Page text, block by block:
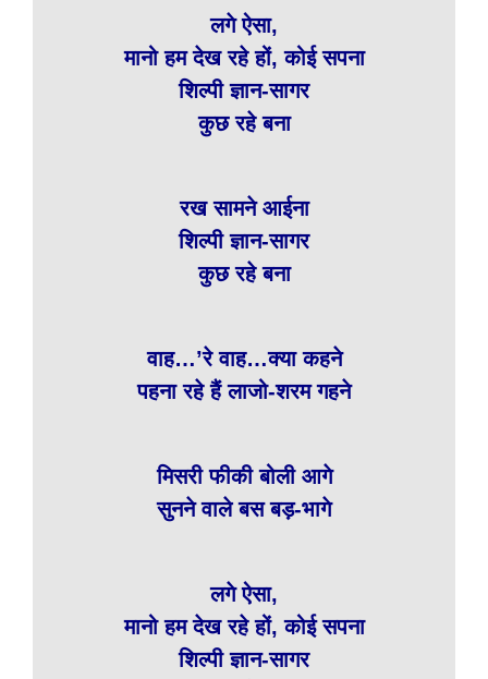
लगे ऐसा,
मानो हम देख रहे हों, कोई सपना
शिल्पी ज्ञान-सागर
कुछ रहे बना
रख सामने आईना
शिल्पी ज्ञान-सागर
कुछ रहे बना
वाह…’रे वाह…क्या कहने
पहना रहे हैं लाजो-शरम गहने
मिसरी फीकी बोली आगे
सुनने वाले बस बड़-भागे
लगे ऐसा,
मानो हम देख रहे हों, कोई सपना
शिल्पी ज्ञान-सागर